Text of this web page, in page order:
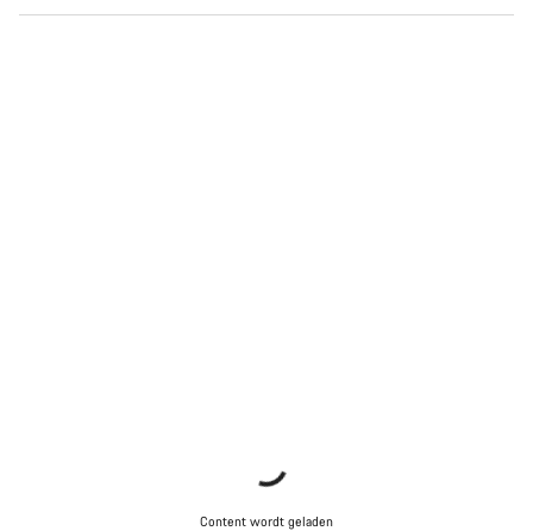
Content wordt geladen